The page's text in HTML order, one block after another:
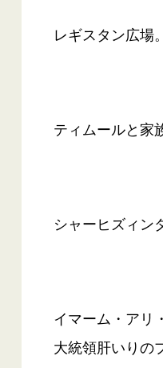
レギスタン広場。
ティムールと家
シャーヒズィン
イマーム・アリ
大統領肝いりの